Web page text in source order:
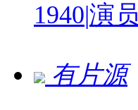
1940|演员
有片源